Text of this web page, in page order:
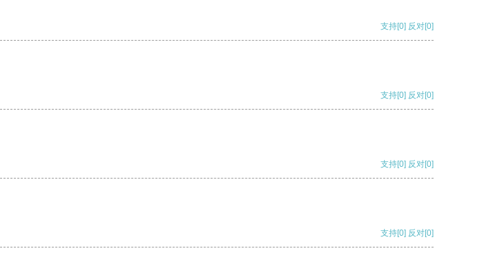
支持[0] 反对[0]
支持[0] 反对[0]
支持[0] 反对[0]
支持[0] 反对[0]